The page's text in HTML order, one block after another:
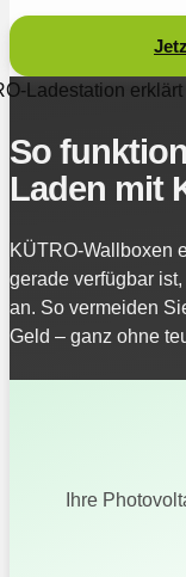
Ladestation erklärt
So
Laden mit
KÜTRO‑Wallboxen
gerade verfügbar
an. So vermeiden
Geld – ganz ohne
Ihre